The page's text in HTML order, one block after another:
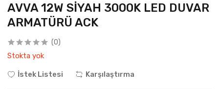
AVVA 12W SİYAH 3000K LED DUVAR
ARMATÜRÜ ACK
(0)
Stokta yok
İstek Listesi Karşılaştırma